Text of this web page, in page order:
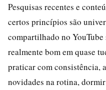
Pesquisas recentes e
certos princípios são
compartilhado no
realmente bom em quase
praticar com consistência,
novidades na rotina,